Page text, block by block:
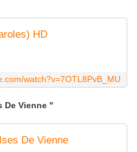
HD
watch?v=7OTL8PvB_MU
De Vienne "
De Vienne